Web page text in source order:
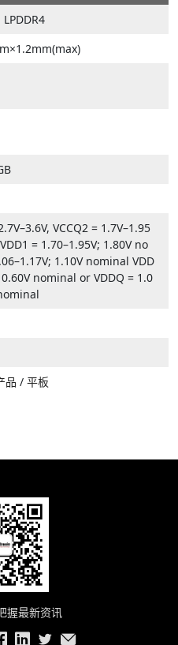
LPDDR4
VCCQ2 = 1.7V–1.95
= 1.70–1.95V; 1.80V no
1.10V nominal VDD
nominal or VDDQ = 1.0
品 / 平板
握最新资讯